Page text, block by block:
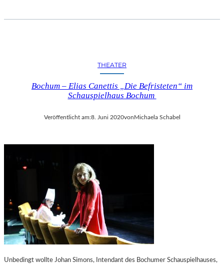
THEATER
Bochum – Elias Canettis „Die Befristeten“ im
Schauspielhaus Bochum
Veröffentlicht am:8. Juni 2020von Michaela Schabel
Unbedingt wollte Johan Simons, Intendant des Bochumer Schauspielhauses,